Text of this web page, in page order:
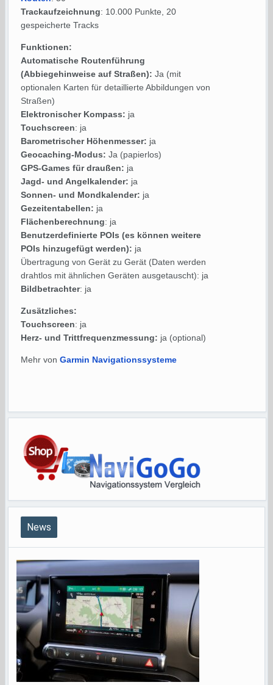
Trackaufzeichnung: 10.000 Punkte, 20
gespeicherte Tracks
Funktionen:
Automatische Routenführung
(Abbiegehinweise auf Straßen): Ja (mit
optionalen Karten für detaillierte Abbildungen von
Straßen)
Elektronischer Kompass: ja
Touchscreen: ja
Barometrischer Höhenmesser: ja
Geocaching-Modus: Ja (papierlos)
GPS-Games für draußen: ja
Jagd- und Angelkalender: ja
Sonnen- und Mondkalender: ja
Gezeitentabellen: ja
Flächenberechnung: ja
Benutzerdefinierte POIs (es können weitere
POIs hinzugefügt werden): ja
Übertragung von Gerät zu Gerät (Daten werden
drahtlos mit ähnlichen Geräten ausgetauscht): ja
Bildbetrachter: ja
Zusätzliches:
Touchscreen: ja
Herz- und Trittfrequenzmessung: ja (optional)
Mehr vonGarmin Navigationssysteme
News